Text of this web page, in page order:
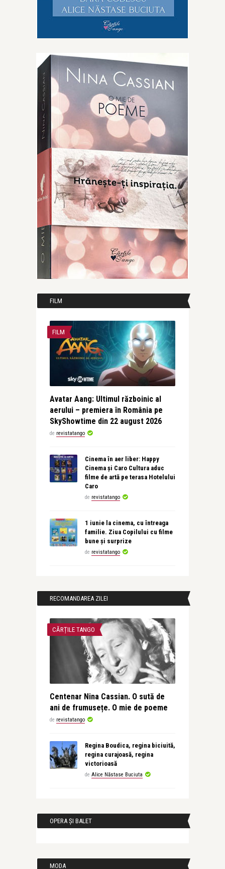
FILM
FILM
Avatar Aang: Ultimul războinic al
aerului – premiera în România pe
SkyShowtime din 22 august 2026
de revistatango
Cinema în aer liber: Happy
Cinema și Caro Cultura aduc
filme de artă pe terasa Hotelului
Caro
de revistatango
1 iunie la cinema, cu întreaga
familie. Ziua Copilului cu filme
bune și surprize
de revistatango
RECOMANDAREA ZILEI
CĂRȚILE TANGO
Centenar Nina Cassian. O sută de
ani de frumusețe. O mie de poeme
de revistatango
Regina Boudica, regina biciuită,
regina curajoasă, regina
victorioasă
de Alice Năstase Buciuta
OPERA ȘI BALET
MODA